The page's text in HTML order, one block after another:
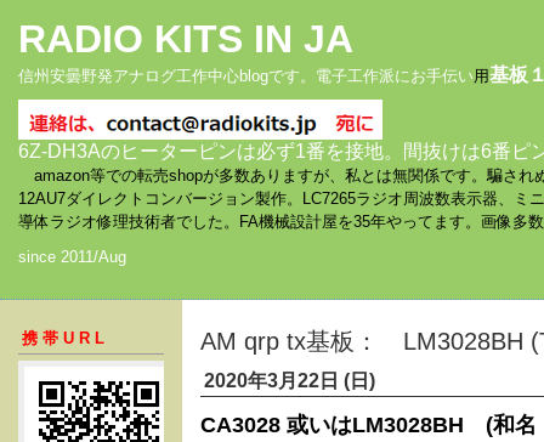
RADIO KITS IN JA
信州安曇野発アナログ工作中心blogです。電子工作派にお手伝い用基板
6Z-DH3Aのヒーターピンは必ず1番を接地。間抜けは6番ピ
amazon等での転売shopが多数ありますが、私とは無関係です。騙さ
12AU7ダイレクトコンバージョン製作。LC7265ラジオ周波数表示器、
導体ラジオ修理技術者でした。FA機械設計屋を35年やってます。画像
since 2011/Aug
携帯URL AM qrp tx基板： LM3028BH
2020年3月22日 (日)
CA3028 或いはLM3028BH (和